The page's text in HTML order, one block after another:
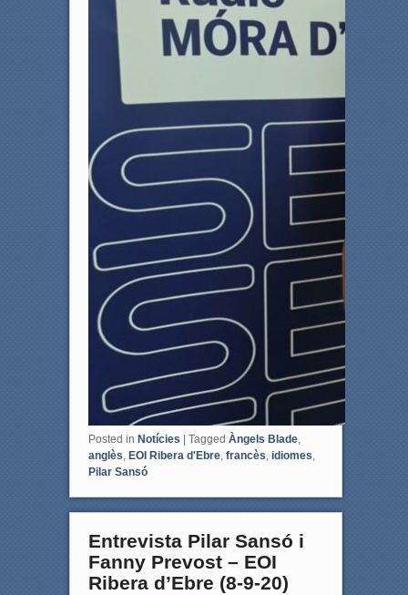
Posted in Notícies Tagged Àngels Blade,
anglès, EOI Ribera d'Ebre, francès, idiomes,
Pilar Sansó
Entrevista Pilar Sansó i
Fanny Prevost – EOI
Ribera d’Ebre (8-9-20)